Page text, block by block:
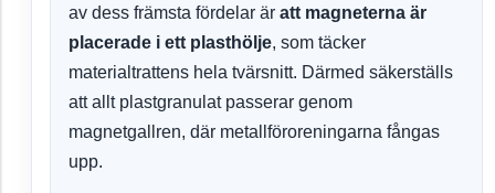
av dess främsta fördelar är att magneterna är
placerade i ett plasthölje, som täcker
materialtrattens hela tvärsnitt. Därmed säkerställs
att allt plastgranulat passerar genom
magnetgallren, där metallföroreningarna fångas
upp.